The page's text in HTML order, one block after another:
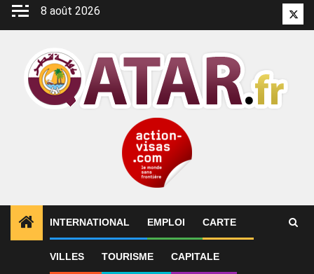
Aller
8 août 2026
INTERNATIONAL EMPLOI CARTE
VILLES TOURISME CAPITALE
International